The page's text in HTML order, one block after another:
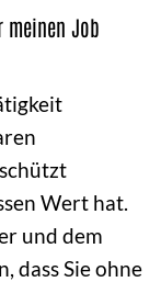
Job
Wert hat.
und dem
dass Sie ohne